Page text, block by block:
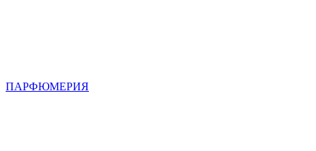
ПАРФЮМЕРИЯ